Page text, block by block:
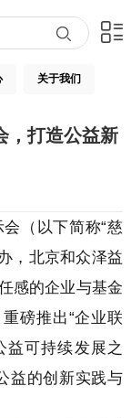
关于我们
，打造公益新
（以下简称“慈
，北京和众泽益
感的企业与基金
磅推出“企业联
可持续发展之
益的创新实践与